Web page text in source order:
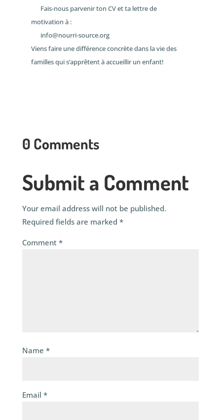
Fais-nous parvenir ton CV et ta lettre de
motivation à :
info@nourri-source.org
Viens faire une différence concrète dans la vie des
familles qui s’apprêtent à accueillir un enfant!
0 Comments
Submit a Comment
Your email address will not be published.
Required fields are marked *
Comment *
Name *
Email *